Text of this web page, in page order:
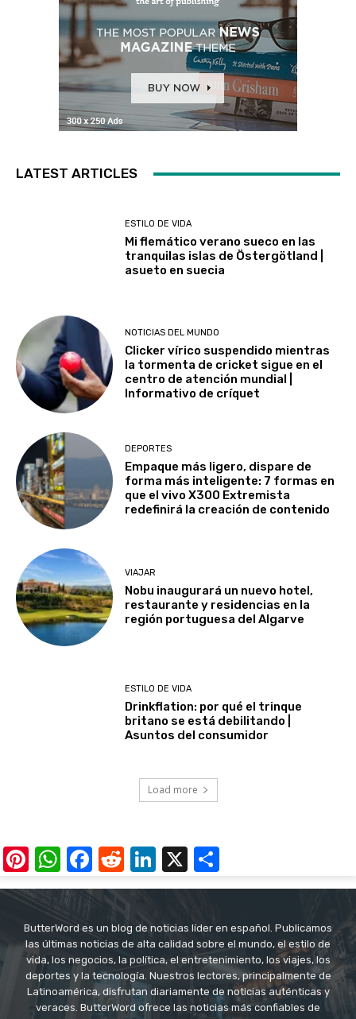
LATEST ARTICLES
ESTILO DE VIDA
Mi flemático verano sueco en las
tranquilas islas de Östergötland |
asueto en suecia
NOTICIAS DEL MUNDO
Clicker vírico suspendido mientras
la tormenta de cricket sigue en el
centro de atención mundial |
Informativo de críquet
DEPORTES
Empaque más ligero, dispare de
forma más inteligente: 7 formas en
que el vivo X300 Extremista
redefinirá la creación de contenido
VIAJAR
Nobu inaugurará un nuevo hotel,
restaurante y residencias en la
región portuguesa del Algarve
ESTILO DE VIDA
Drinkflation: por qué el trinque
britano se está debilitando |
Asuntos del consumidor
Load more
Pinterest
WhatsApp
Facebook
RedditLinkedIn
X
ButterWord es un blog de noticias líder en español. Publicamos
las últimas noticias de alta calidad sobre el mundo, el estilo de
vida, los negocios, la política, el entretenimiento, los viajes, los
deportes y la tecnología. Nuestros lectores, principalmente de
Latinoamérica, disfrutan diariamente de noticias auténticas y
veraces. ButterWord ofrece las noticias más confiables de